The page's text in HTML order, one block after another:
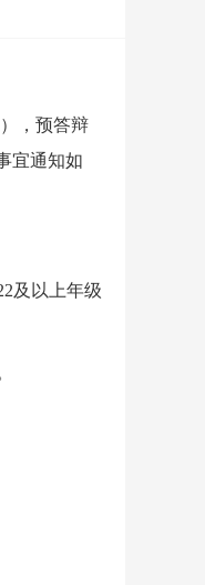
）， 预答辩
宜通知如
2及以上年级